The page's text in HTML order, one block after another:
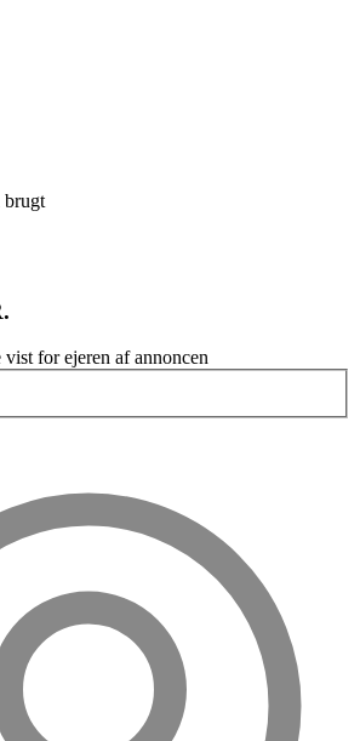
brugt
for ejeren af annoncen